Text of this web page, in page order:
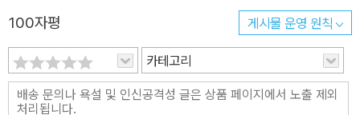
100자평 게시물 운영 원칙
카테고리